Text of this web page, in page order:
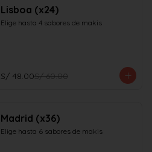
Lisboa (x24)
Elige hasta 4 sabores de makis
S/ 48.00S/ 60.00
Madrid (x36)
Elige hasta 6 sabores de makis